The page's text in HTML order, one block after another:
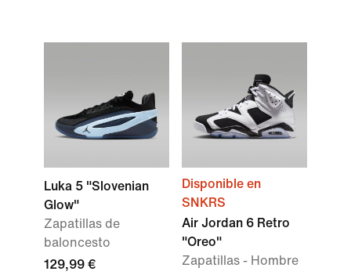
Luka 5 "Slovenian
Glow"
Zapatillas de
baloncesto
129,99 €
Disponible en
SNKRS
Air Jordan 6 Retro
"Oreo"
Zapatillas - Hombre